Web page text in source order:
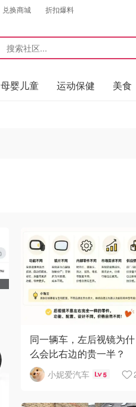
兑换商城 折扣爆料
母婴儿童 运动保健 美食
同一辆车，左后视镜为什
么会比右边的贵一半？
小妮爱汽车 5